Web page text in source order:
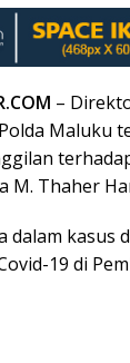
–
Maluku
M. Thaher
dalam kasus
19 di